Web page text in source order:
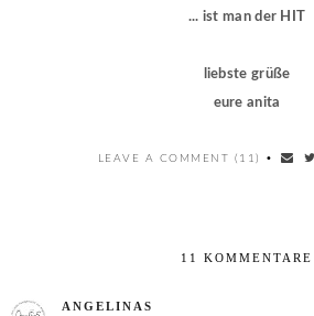
... ist man der HIT
liebste grüße
eure anita
LEAVE A COMMENT (11) •
11 KOMMENTARE
ANGELINAS